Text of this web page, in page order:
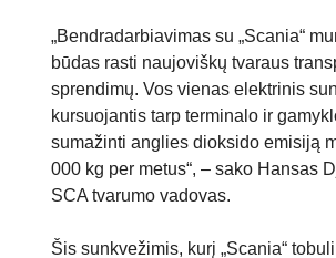
„Bendradarbiavimas su „Scania“
būdas rasti naujoviškų tvaraus
sprendimų. Vos vienas elektrinis
kursuojantis tarp terminalo ir
sumažinti anglies dioksido emisiją
000 kg per metus“, – sako Hansas
SCA tvarumo vadovas.
Šis sunkvežimis, kurį „Scania“